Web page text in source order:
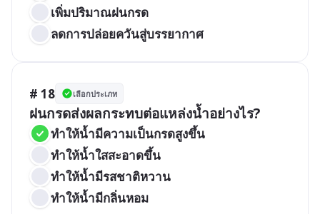
เพิ่มปริมาณฝนกรด
ลดการปล่อยควันสู่บรรยากาศ
# 18 เลือกประเภท
ฝนกรดส่งผลกระทบต่อแหล่งน้ำอย่างไร?
ทำให้น้ำมีความเป็นกรดสูงขึ้น
ทำให้น้ำใสสะอาดขึ้น
ทำให้น้ำมีรสชาติหวาน
ทำให้น้ำมีกลิ่นหอม